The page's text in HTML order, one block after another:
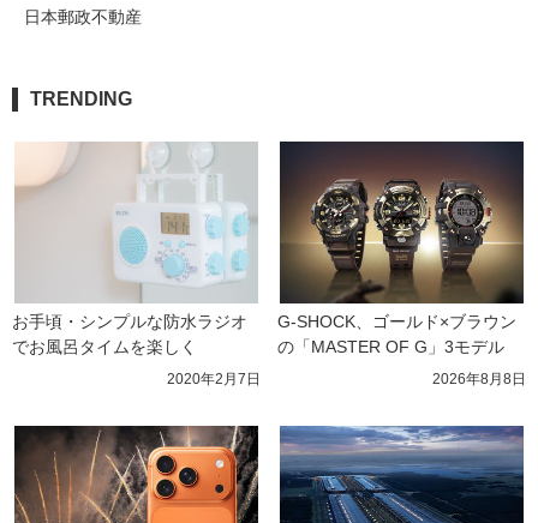
日本郵政不動産
TRENDING
お手頃・シンプルな防水ラジオ
でお風呂タイムを楽しく
2020年2月7日
G-SHOCK、ゴールド×ブラウン
の「MASTER OF G」3モデル
2026年8月8日